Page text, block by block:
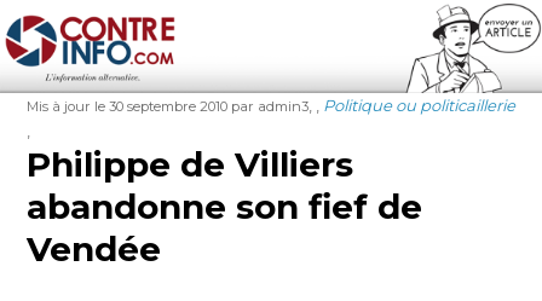
Contre-Info
Publié
Mis à jour le 30 septembre 2010 Auteur
par admin3 Catégories
Politique ou politicaillerie
Étiquettes
Philippe de Villiers
abandonne son fief de
Vendée